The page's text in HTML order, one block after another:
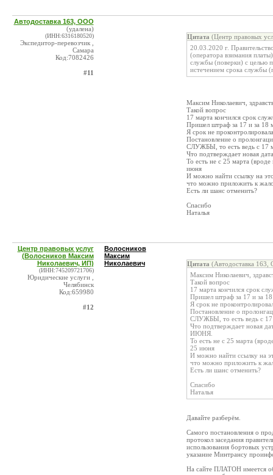
Автодоставка 163, ООО
(удалена)
(ИНН:6316180520)
Экспедитор-перевозчик ,
Самара
Код:7082426
#11
Цитата (Центр правовых
20.03.2020 г.
(оператора взимания
службы (поверки) с целью
истечением срока службы
Максим Николаевич,
Такой вопрос
17 марта кончился срок
Пришел штраф за 17 и за 18
Я срок не
Постановление о
СЛУЖБЫ, то есть ведь с 17
Что подтверждает новая
То есть не с 25 марта
июня
И можно найти ссылку на
что можно приложить к
Есть ли шанс отменить?
Спасибо
Наталья
Центр правовых услуг
(Волосников Максим
Николаевич, ИП)
(ИНН:745209721706)
Юридические услуги ,
Челябинск
Код:659980
#12
Волосников
Максим
Николаевич
Цитата (Автодоставка
Максим Николаевич,
Такой вопрос
17 марта кончился срок
Пришел штраф за 17 и за
Я срок не
Постановление о
СЛУЖБЫ, то есть ведь с 17
Что подтверждает новая
ИЮНЯ.
То есть не с 25 марта
25 июня
И можно найти ссылку на
что можно приложить к
Есть ли шанс отменить?
Спасибо
Наталья
Давайте разберём.
Самого постановления о
протокол заседания
использования бортовых
указание Минтрансу
На сайте ПЛАТОН имеется